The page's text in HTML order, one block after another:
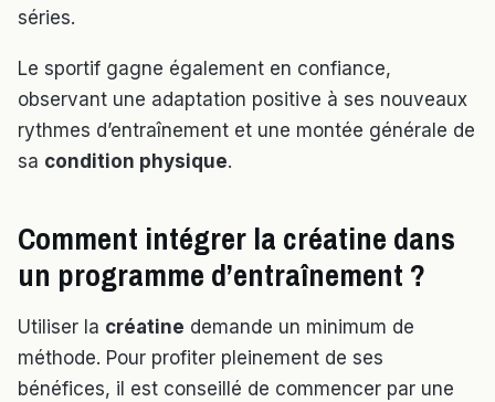
séries.
Le sportif gagne également en confiance,
observant une adaptation positive à ses nouveaux
rythmes d’entraînement et une montée générale de
sa condition physique.
Comment intégrer la créatine dans
un programme d’entraînement ?
Utiliser la créatine demande un minimum de
méthode. Pour profiter pleinement de ses
bénéfices, il est conseillé de commencer par une